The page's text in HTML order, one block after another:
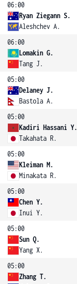
06:00
Ryan Ziegann S.
Aleshchev A.
06:00
Lomakin G.
Tang J.
05:00
Delaney J.
Bastola A.
05:00
Kadiri Hassani Y.
Takahata R.
05:00
Kleiman M.
Minakata R.
05:00
Chen Y.
Inui Y.
05:00
Sun Q.
Yang X.
05:00
Zhang T.